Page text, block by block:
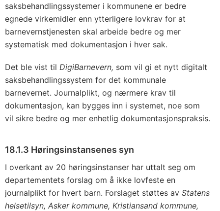
saksbehandlingssystemer i kommunene er bedre
egnede virkemidler enn ytterligere lovkrav for at
barnevernstjenesten skal arbeide bedre og mer
systematisk med dokumentasjon i hver sak.
Det ble vist til DigiBarnevern, som vil gi et nytt digitalt
saksbehandlingssystem for det kommunale
barnevernet. Journalplikt, og nærmere krav til
dokumentasjon, kan bygges inn i systemet, noe som
vil sikre bedre og mer enhetlig dokumentasjonspraksis.
18.1.3 Høringsinstansenes syn
I overkant av 20 høringsinstanser har uttalt seg om
departementets forslag om å ikke lovfeste en
journalplikt for hvert barn. Forslaget støttes av Statens
helsetilsyn, Asker kommune, Kristiansand kommune,